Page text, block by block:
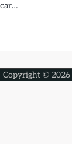
Copyright © 2026